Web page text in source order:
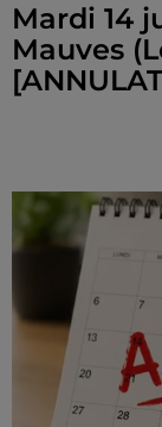
Mardi 14
Mauves